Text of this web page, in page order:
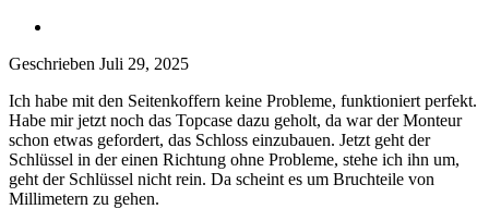
Geschrieben Juli 29, 2025
Ich habe mit den Seitenkoffern keine Probleme, funktioniert perfekt.
Habe mir jetzt noch das Topcase dazu geholt, da war der Monteur
schon etwas gefordert, das Schloss einzubauen. Jetzt geht der
Schlüssel in der einen Richtung ohne Probleme, stehe ich ihn um,
geht der Schlüssel nicht rein. Da scheint es um Bruchteile von
Millimetern zu gehen.